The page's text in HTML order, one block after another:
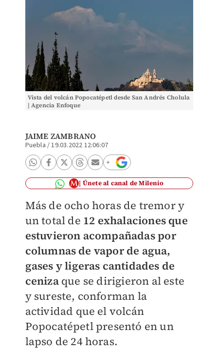
Vista del volcán Popocatépetl desde San Andrés Cholula
| Agencia Enfoque
JAIME ZAMBRANO
Puebla /19.03.2022 12:06:07
Únete al canal de Milenio
Más de ocho horas de tremor y
un total de 12 exhalaciones que
estuvieron acompañadas por
columnas de vapor de agua,
gases y ligeras cantidades de
ceniza que se dirigieron al este
y sureste, conforman la
actividad que el volcán
Popocatépetl presentó en un
lapso de 24 horas.